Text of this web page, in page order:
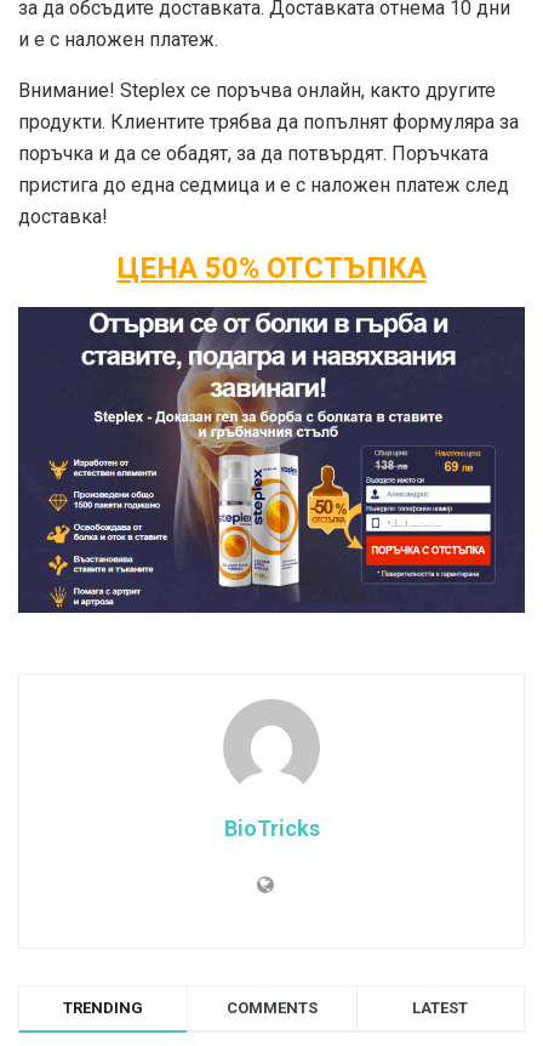
за да обсъдите доставката. Доставката отнема 10 дни
и е с наложен платеж.
Внимание! Steplex се поръчва онлайн, както другите
продукти. Клиентите трябва да попълнят формуляра за
поръчка и да се обадят, за да потвърдят. Поръчката
пристига до една седмица и е с наложен платеж след
доставка!
ЦЕНА 50% ОТСТЪПКА
BioTricks
TRENDING COMMENTS LATEST